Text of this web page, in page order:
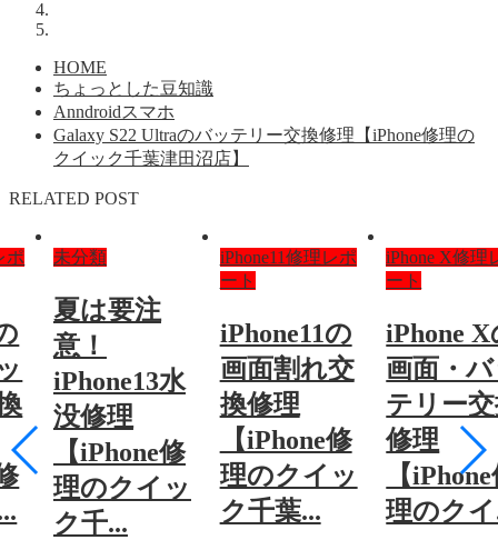
HOME
ちょっとした豆知識
Anndroidスマホ
Galaxy S22 Ultraのバッテリー交換修理【iPhone修理の
クイック千葉津田沼店】
RELATED POST
ポ 未分類
夏は要注
意！
iPhone13水
没修理
【iPhone修
理のクイッ
ク千...
iPhone11修理レポ
ート
iPhone11の
画面割れ交
換修理
【iPhone修
理のクイッ
ク千葉...
iPhone X修理
ート
iPhone X
画面・
テリー
修理
【
理のク